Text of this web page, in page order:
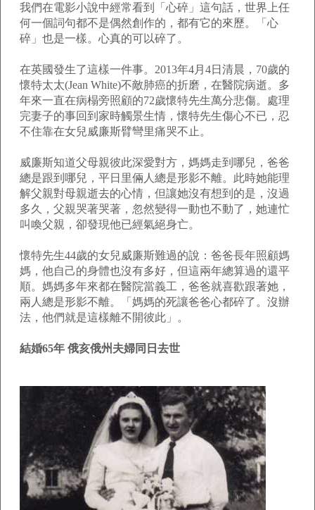
我們在電影小說中經常看到「心碎」這句話，世界上任
何一個詞句都不是偶然創作的，都有它的來歷。「心
碎」也是一樣。心真的可以碎了。
在英國發生了這樣一件事。2013年4月4日清晨，70歲的
懷特太太(Jean White)不敵肺癌的折磨，在醫院病逝。多
年來一直在病榻旁照顧的72歲懷特先生萬分悲傷。處理
完妻子的事回到家時觸景生情，懷特先生傷心不已，忍
不住靠在女兒威廉斯臂彎里痛哭不止。
威廉斯知道父母親彼此深愛對方，媽媽走到哪兒，爸爸
總是跟到哪兒，平日里倆人總是形影不離。此時她能理
解父親對母親逝去的心情，但讓她沒有想到的是，沒過
多久，父親哭著哭著，忽然變得一動也不動了，她連忙
叫喚父親，卻發現他已經氣絕身亡。
懷特先生44歲的女兒威廉斯難過的說：爸爸長年照顧媽
媽，他自己的身體也沒有多好，但這兩年總算過的還平
順。媽媽多年來都在醫院當義工，爸爸就喜歡跟著她，
兩人總是形影不離。「媽媽的死讓爸爸心都碎了。沒辦
法，他們就是這樣離不開彼此」。
結婚65年 俄亥俄州夫婦同日去世